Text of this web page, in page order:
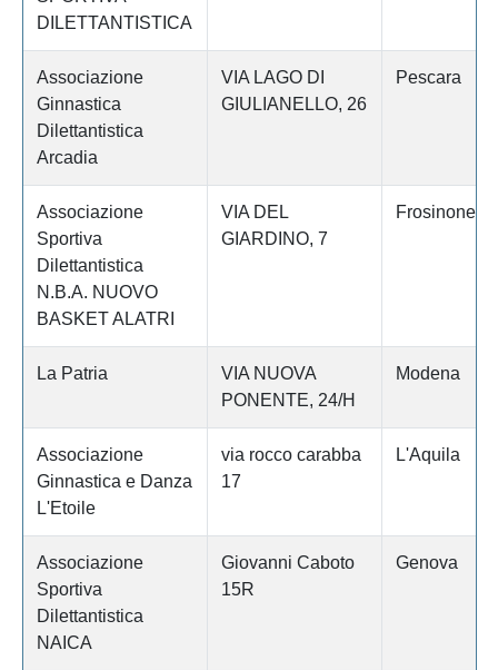
DILETTANTISTICA
Associazione
Ginnastica
Dilettantistica
Arcadia
VIA LAGO DI
GIULIANELLO, 26
Pescara
Associazione
Sportiva
Dilettantistica
N.B.A. NUOVO
BASKET ALATRI
VIA DEL
GIARDINO, 7
Frosinone
La Patria
VIA NUOVA
PONENTE, 24/H
Modena
Associazione
Ginnastica e Danza
L'Etoile
via rocco carabba
17
L'Aquila
Associazione
Sportiva
Dilettantistica
NAICA
Giovanni Caboto
15R
Genova